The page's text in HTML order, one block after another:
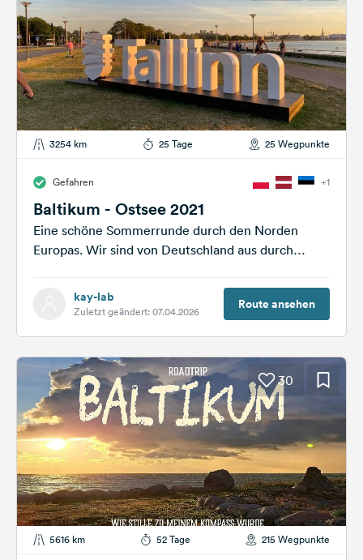
3254 km 25 Tage 25 Wegpunkte
Gefahren +1
Baltikum - Ostsee 2021
Eine schöne Sommerrunde durch den Norden
Europas. Wir sind von Deutschland aus durch
kay-lab
Zuletzt geändert: 07.04.2026 Route ansehen
30
5616 km 52 Tage 215 Wegpunkte